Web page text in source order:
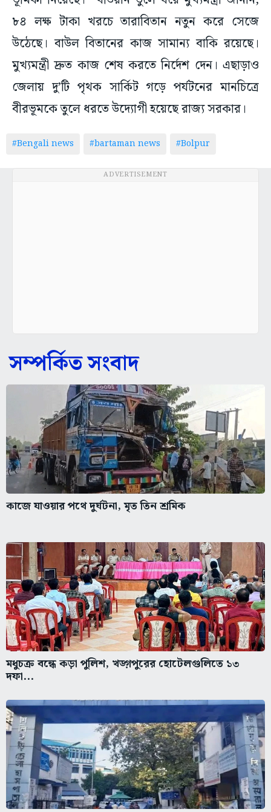
৮৪ লক্ষ টাকা খরচে তারাবিতান নতুন করে সেজে
উঠেছে। বাউল বিতানের কাজ সামান্য বাকি রয়েছে।
মুখ্যমন্ত্রী দ্রুত কাজ শেষ করতে নির্দেশ দেন। এছাড়াও
জেলায় দু’টি পৃথক সার্কিট গড়ে পর্যটনের মানচিত্রে
বীরভূমকে তুলে ধরতে উদ্যোগী হয়েছে রাজ্য সরকার।
#Bengali news #bartaman news #Bolpur
ADVERTISEMENT
সম্পর্কিত সংবাদ
কাজে যাওয়ার পথে দুর্ঘটনা, মৃত তিন শ্রমিক
মধুচক্র বন্ধে কড়া পুলিশ, খড়্গপুরের হোটেলগুলিতে ১৩
দফা...